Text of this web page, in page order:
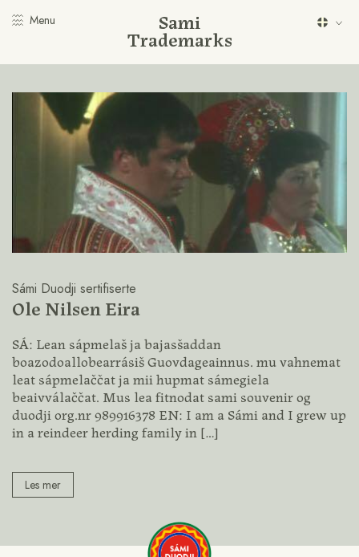
Menu Sami
Trademarks
Sámi Duodji sertifiserte
Ole Nilsen Eira
SÁ: Lean sápmelaš ja bajasšaddan
boazodoallobearrásiš Guovdageainnus. mu vahnemat
leat sápmelaččat ja mii hupmat sámegiela
beaivválaččat. Mus lea fitnodat sami souvenir og
duodji org.nr 989916378 EN: I am a Sámi and I grew up
in a reindeer herding family in […]
Les mer